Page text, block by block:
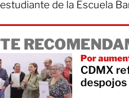
estudiante de la Escuela
TE
Por
CDMX
despojos